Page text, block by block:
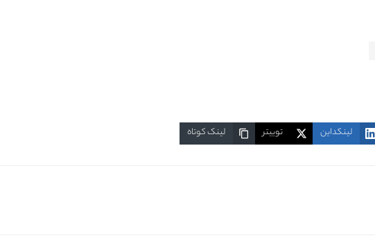
لینکداین توییتر لینک کوتاه